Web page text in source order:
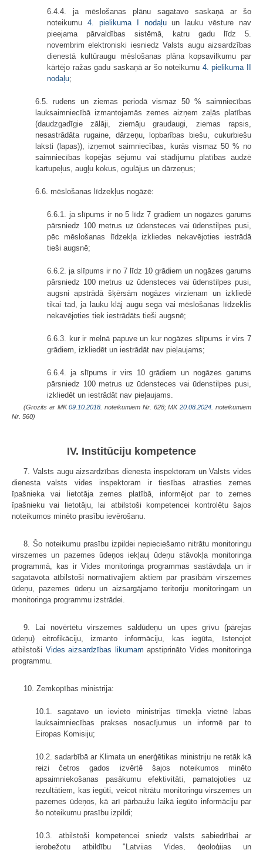
6.4.4. ja mēslošanas plānu sagatavo saskaņā ar šo
noteikumu 4. pielikumaI nodaļuun lauku vēsture nav
pieejama pārvaldības sistēmā, katru gadu līdz 5.
novembrim elektroniski iesniedz Valsts augu aizsardzības
dienestā kultūraugu mēslošanas plāna kopsavilkumu par
kārtējo ražas gadu saskaņā ar šo noteikumu 4. pielikuma
nodaļu;
6.5. rudens un ziemas periodā vismaz 50 % saimniecības
lauksaimniecībā izmantojamās zemes aizņem zaļās platības
(daudzgadīgie zālāji, ziemāju graudaugi, ziemas rapsis,
nesastrādāta rugaine, dārzeņu, lopbarības biešu, cukurbiešu
laksti (lapas)), izņemot saimniecības, kurās vismaz 50 % no
saimniecības kopējās sējumu vai stādījumu platības audzē
kartupeļus, augļu kokus, ogulājus un dārzeņus;
6.6. mēslošanas līdzekļus nogāzē:
6.6.1. ja slīpums ir no 5 līdz 7 grādiem un nogāzes garums
pārsniedz 100 metrus uz ūdensteces vai ūdenstilpes pusi,
pēc mēslošanas līdzekļa izkliedes nekavējoties iestrādā
tieši augsnē;
6.6.2. ja slīpums ir no 7 līdz 10 grādiem un nogāzes garums
pārsniedz 100 metrus uz ūdensteces vai ūdenstilpes pusi,
augsni apstrādā šķērsām nogāzes virzienam un izkliedē
tikai tad, ja lauku klāj augu sega vai mēslošanas līdzeklis
nekavējoties tiek iestrādāts tieši augsnē;
6.6.3. kur ir melnā papuve un kur nogāzes slīpums ir virs 7
grādiem, izkliedēt un iestrādāt nav pieļaujams;
6.6.4. ja slīpums ir virs 10 grādiem un nogāzes garums
pārsniedz 100 metrus uz ūdensteces vai ūdenstilpes pusi,
izkliedēt un iestrādāt nav pieļaujams.
(Grozīts ar MK09.10.2018. noteikumiem Nr. 628; MK20.08.2024. noteikumiem
Nr. 560)
IV. Institūciju kompetence
7. Valsts augu aizsardzības dienesta inspektoram un Valsts vides
dienesta valsts vides inspektoram ir tiesības atrasties zemes
īpašnieka vai lietotāja zemes platībā, informējot par to zemes
īpašnieku vai lietotāju, lai atbilstoši kompetencei kontrolētu šajos
noteikumos minēto prasību ievērošanu.
8. Šo noteikumu prasību izpildei nepieciešamo nitrātu monitoringu
virszemes un pazemes ūdeņos iekļauj ūdeņu stāvokļa monitoringa
programmā, kas ir Vides monitoringa programmas sastāvdaļa un ir
sagatavota atbilstoši normatīvajiem aktiem par prasībām virszemes
ūdeņu, pazemes ūdeņu un aizsargājamo teritoriju monitoringam un
monitoringa programmu izstrādei.
9. Lai novērtētu virszemes saldūdeņu un upes grīvu (pārejas
ūdeņu) eitrofikāciju, izmanto informāciju, kas iegūta, īstenojot
atbilstoši Vides aizsardzības likumam apstiprināto Vides monitoringa
programmu.
10. Zemkopības ministrija:
10.1. sagatavo un ievieto ministrijas tīmekļa vietnē labas
lauksaimniecības prakses nosacījumus un informē par to
Eiropas Komisiju;
10.2. sadarbībā ar Klimata un enerģētikas ministriju ne retāk kā
reizi četros gados izvērtē šajos noteikumos minēto
apsaimniekošanas pasākumu efektivitāti, pamatojoties uz
rezultātiem, kas iegūti, veicot nitrātu monitoringu virszemes un
pazemes ūdeņos, kā arī pārbaužu laikā iegūto informāciju par
šo noteikumu prasību izpildi;
10.3. atbilstoši kompetencei sniedz valsts sabiedrībai ar
ierobežotu atbildību "Latvijas Vides, ģeoloģijas un